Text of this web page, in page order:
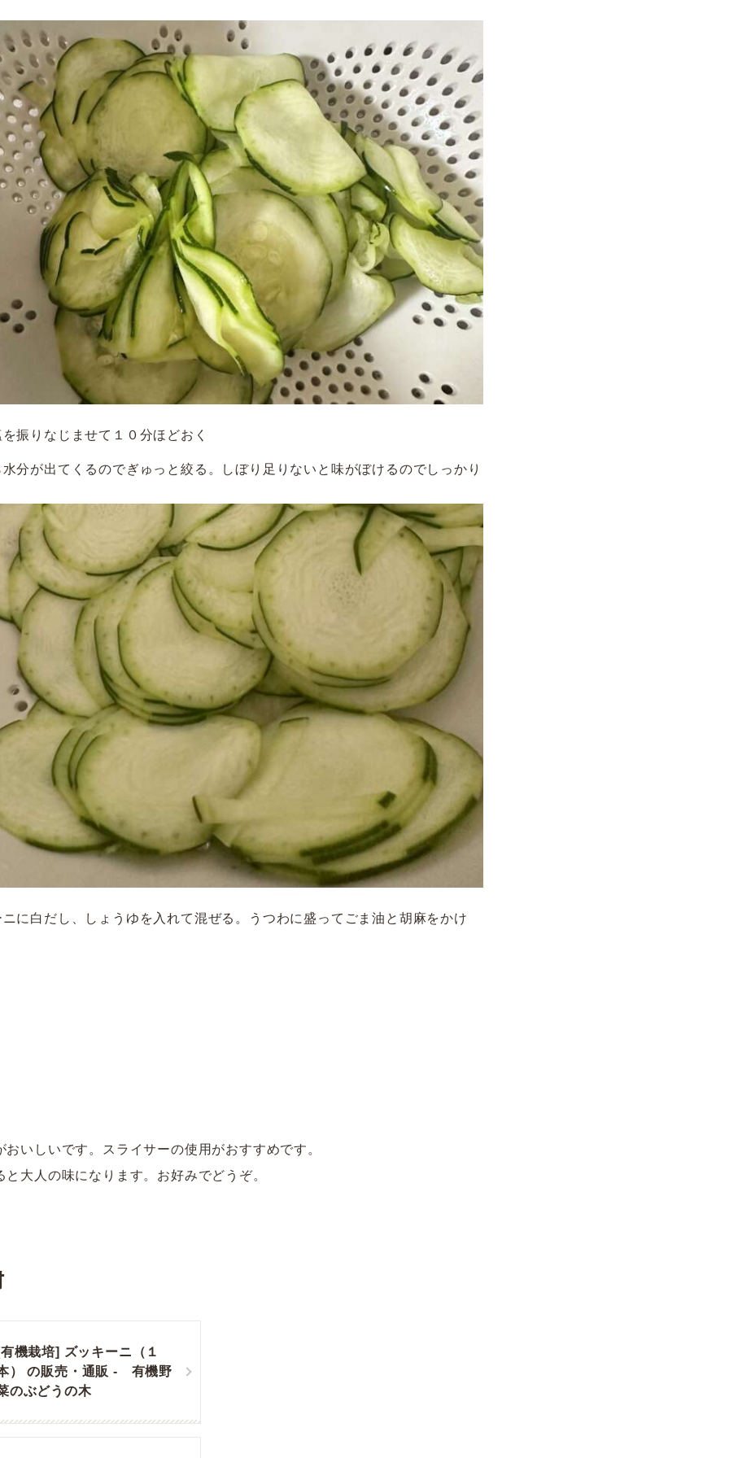
振りなじませて１０分ほどおく
分が出てくるのでぎゅっと絞る。しぼり足りないと味がぼけるのでしっかり
に白だし、しょうゆを入れて混ぜる。うつわに盛ってごま油と胡麻をかけ
おいしいです。スライサーの使用がおすすめです。
と大人の味になります。お好みでどうぞ。
機栽培] ズッキーニ（１
） の販売・通販 - 有機野
のぶどうの木